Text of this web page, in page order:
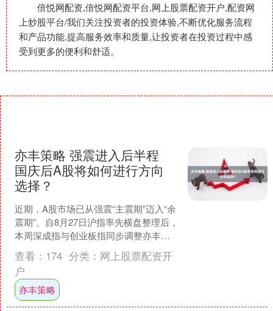
倍悦网配资,倍悦网配资平台,网上股票配资开户,配资网
上炒股平台/我们关注投资者的投资体验,不断优化服务流程
和产品功能,提高服务效率和质量,让投资者在投资过程中感
受到更多的便利和舒适。
亦丰策略 强震进入后半程
国庆后A股将如何进行方向
选择？
近期，A股市场已从强震“主震期”迈入“余
震期”。自8月27日沪指率先横盘整理后，
本周深成指与创业板指同步调整亦丰策
略，三大指数形成共振震荡格局，标志
着强震进入后....
查看： 174 分类： 网上股票配资开
户
亦丰策略